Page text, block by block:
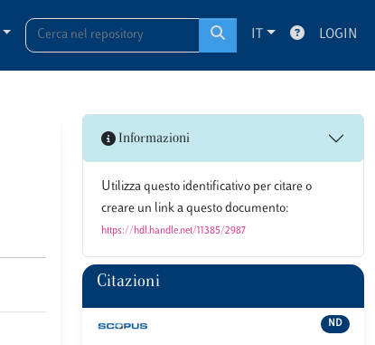
IT LOGIN
Informazioni
Utilizza questo identificativo per citare o
creare un link a questo documento:
https://hdl.handle.net/11385/2987
Citazioni
ND